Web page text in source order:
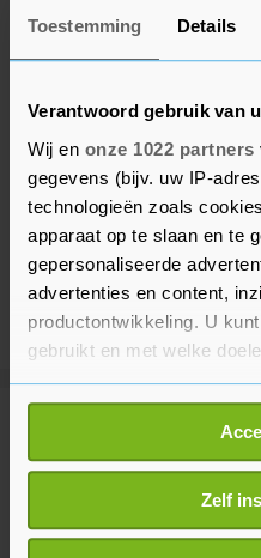
Toestemming Details
Verantwoord gebruik van
Wij en onze 1022 partners
gegevens (bijv. uw IP-
technologieën zoals
apparaat op te slaan en te
gepersonaliseerde
advertenties en content,
productontwikkeling. U
gebruikt en met welke
Als u het toestaat, willen
Informatie
locatie, die tot een
Uw apparaat
scannen op specifieke
Zelf
Van 't Schip
Kazachstan